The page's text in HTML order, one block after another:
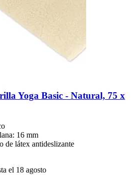
Yoga Basic -​ Natural, 75 x
16 mm
de látex antideslizante
el 18 agosto